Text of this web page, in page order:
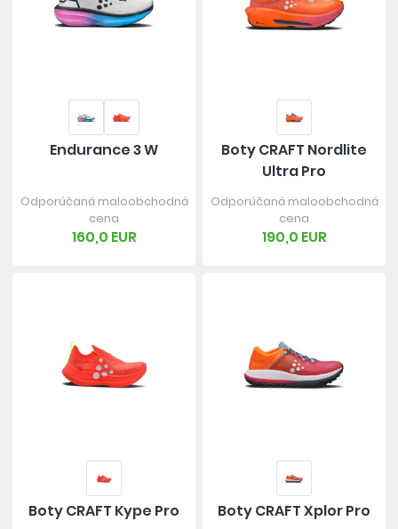
Endurance 3 W
Odporúčaná maloobchodná
cena
160,0 EUR
Boty CRAFT Nordlite
Ultra Pro
Odporúčaná maloobchodná
cena
190,0 EUR
Boty CRAFT Kype Pro Boty CRAFT Xplor Pro